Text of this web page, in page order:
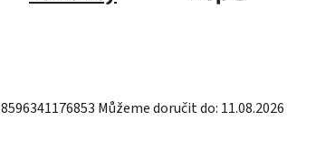
8596341176853 Můžeme doručit do: 11.08.2026